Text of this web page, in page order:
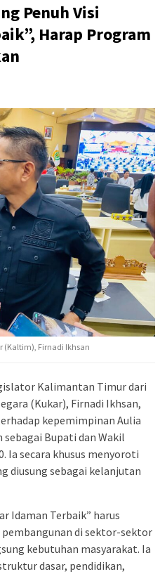
Penuh Visi
Harap Program
(Kaltim), Firnadi Ikhsan
Kalimantan Timur dari
(Kukar), Firnadi Ikhsan,
kepemimpinan Aulia
sebagai Bupati dan Wakil
Ia secara khusus menyoroti
diusung sebagai kelanjutan
Idaman Terbaik” harus
di sektor-sektor
kebutuhan masyarakat. Ia
dasar, pendidikan,